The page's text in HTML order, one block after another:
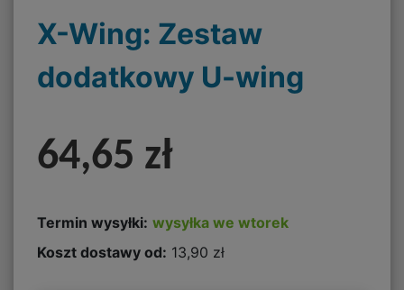
X-Wing: Zestaw
dodatkowy U-wing
64,65 zł
Termin wysyłki: wysyłka we wtorek
Koszt dostawy od: 13,90 zł